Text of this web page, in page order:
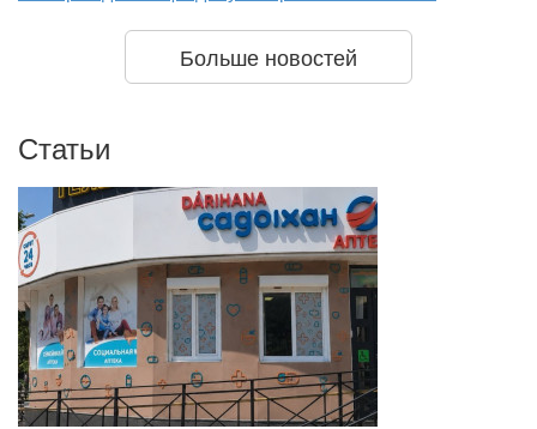
Больше новостей
Статьи